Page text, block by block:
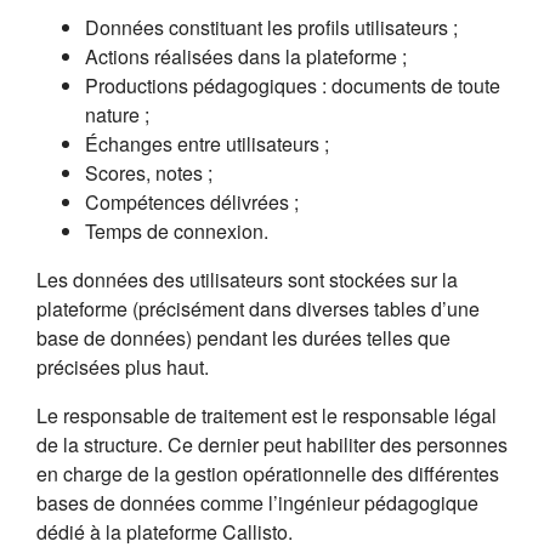
Données constituant les profils utilisateurs ;
Actions réalisées dans la plateforme ;
Productions pédagogiques : documents de toute
nature ;
Échanges entre utilisateurs ;
Scores, notes ;
Compétences délivrées ;
Temps de connexion.
Les données des utilisateurs sont stockées sur la
plateforme (précisément dans diverses tables d’une
base de données) pendant les durées telles que
précisées plus haut.
Le responsable de traitement est le responsable légal
de la structure. Ce dernier peut habiliter des personnes
en charge de la gestion opérationnelle des différentes
bases de données comme l’ingénieur pédagogique
dédié à la plateforme Callisto.